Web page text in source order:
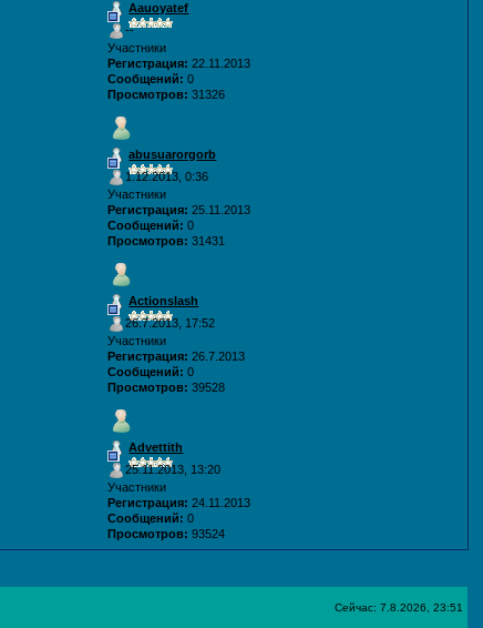
Aauoyatef
--
Участники
Регистрация: 22.11.2013
Сообщений: 0
Просмотров: 31326
abusuarorgorb
1.12.2013, 0:36
Участники
Регистрация: 25.11.2013
Сообщений: 0
Просмотров: 31431
Actionslash
26.7.2013, 17:52
Участники
Регистрация: 26.7.2013
Сообщений: 0
Просмотров: 39528
Advettith
25.11.2013, 13:20
Участники
Регистрация: 24.11.2013
Сообщений: 0
Просмотров: 93524
Сейчас: 7.8.2026, 23:51